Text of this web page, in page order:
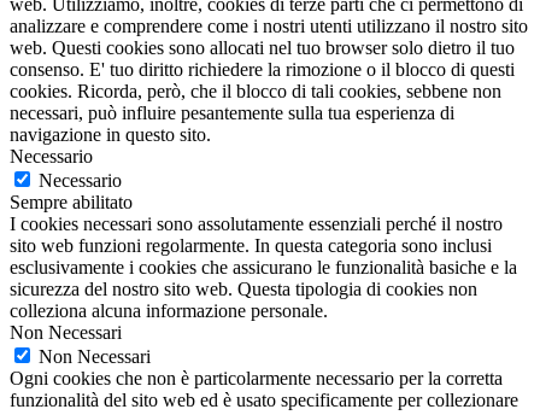
analizzare e comprendere come i nostri utenti utilizzano il nostro sito
web. Questi cookies sono allocati nel tuo browser solo dietro il tuo
consenso. E' tuo diritto richiedere la rimozione o il blocco di questi
cookies. Ricorda, però, che il blocco di tali cookies, sebbene non
necessari, può influire pesantemente sulla tua esperienza di
navigazione in questo sito.
Necessario
Necessario
Sempre abilitato
I cookies necessari sono assolutamente essenziali perché il nostro
sito web funzioni regolarmente. In questa categoria sono inclusi
esclusivamente i cookies che assicurano le funzionalità basiche e la
sicurezza del nostro sito web. Questa tipologia di cookies non
colleziona alcuna informazione personale.
Non Necessari
Non Necessari
Ogni cookies che non è particolarmente necessario per la corretta
funzionalità del sito web ed è usato specificamente per collezionare